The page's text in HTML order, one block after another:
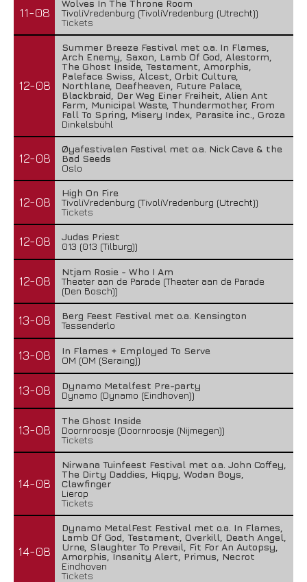
11-08
Wolves In The Throne Room
TivoliVredenburg (TivoliVredenburg (Utrecht))
Tickets
12-08
Summer Breeze Festival met o.a. In Flames,
Arch Enemy, Saxon, Lamb Of God, Alestorm,
The Ghost Inside, Testament, Amorphis,
Paleface Swiss, Alcest, Orbit Culture,
Northlane, Deafheaven, Future Palace,
Blackbraid, Der Weg Einer Freiheit, Alien Ant
Farm, Municipal Waste, Thundermother, From
Fall To Spring, Misery Index, Parasite inc., Groza
Dinkelsbühl
12-08
Øyafestivalen Festival met o.a. Nick Cave & the
Bad Seeds
Oslo
12-08
High On Fire
TivoliVredenburg (TivoliVredenburg (Utrecht))
Tickets
12-08
Judas Priest
013 (013 (Tilburg))
12-08
Ntjam Rosie - Who I Am
Theater aan de Parade (Theater aan de Parade
(Den Bosch))
13-08
Berg Feest Festival met o.a. Kensington
Tessenderlo
13-08
In Flames + Employed To Serve
OM (OM (Seraing))
13-08
Dynamo Metalfest Pre-party
Dynamo (Dynamo (Eindhoven))
13-08
The Ghost Inside
Doornroosje (Doornroosje (Nijmegen))
Tickets
14-08
Nirwana Tuinfeest Festival met o.a. John Coffey,
The Dirty Daddies, Hiqpy, Wodan Boys,
Clawfinger
Lierop
Tickets
14-08
Dynamo MetalFest Festival met o.a. In Flames,
Lamb Of God, Testament, Overkill, Death Angel,
Urne, Slaughter To Prevail, Fit For An Autopsy,
Amorphis, Insanity Alert, Primus, Necrot
Eindhoven
Tickets